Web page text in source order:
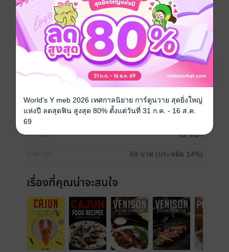
ภาพประกอบใช้รูปจริง กระตุ้นการมองเห็นและความ
สนใจ
ภาษาอังกฤษ ภาษาไทย ภาษาในชีวิตประจำวัน
คำศัพท์ โรงเรียน
ประเภทไฟล์ pdf
วันที่วางขาย 15 ตุลาคม 2563
ความยาว 62 หน้า
69 บาท (ประหยัด 14%)
เรื่องที่คุณน่าจะสนใจ
World's Y meb 2026 เทศกาลนิยาย การ์ตูนวาย สุดยิ่งใหญ่
แห่งปี ลดสุดฟิน สูงสุด 80% ตั้งแต่วันที่ 31 ก.ค. - 16 ส.ค.
69